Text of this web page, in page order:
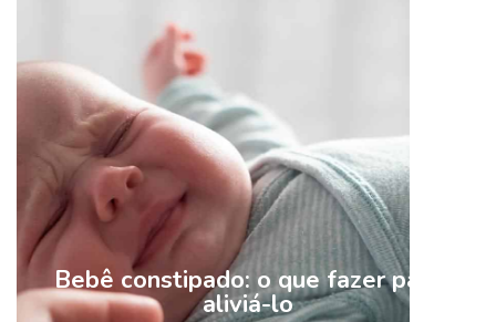
Bebê constipado: o que fazer para
aliviá-lo